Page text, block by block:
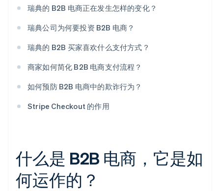
瑞典的 B2B 电商正在发生怎样的变化？
瑞典公司为何要投资 B2B 电商？
瑞典的 B2B 买家喜欢什么支付方式？
商家如何简化 B2B 电商支付流程？
如何预防 B2B 电商中的欺诈行为？
Stripe Checkout 的作用
什么是 B2B 电商，它是如
何运作的？